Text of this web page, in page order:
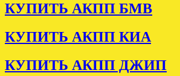
КУПИТЬ АКПП БМВ
КУПИТЬ АКПП КИА
КУПИТЬ АКПП ДЖИП